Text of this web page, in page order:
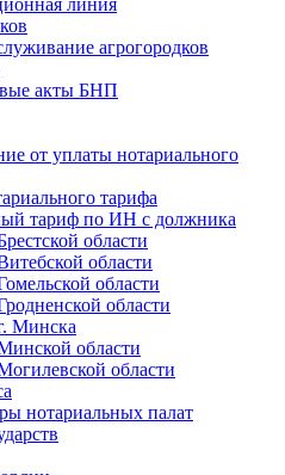
линия
агрогородков
акты БНП
от уплаты нотариального
тарифа
тариф по ИН с должника
области
области
области
области
Минска
области
области
нотариальных палат